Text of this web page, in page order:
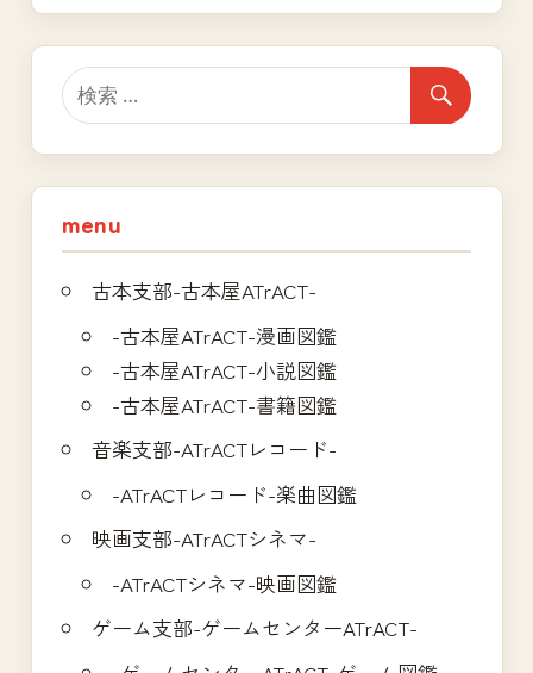
ゲ
ー
シ
ョ
ン
事:
menu
古本支部-古本屋ATrACT-
-古本屋ATrACT-漫画図鑑
-古本屋ATrACT-小説図鑑
-古本屋ATrACT-書籍図鑑
音楽支部-ATrACTレコード-
-ATrACTレコード-楽曲図鑑
映画支部-ATrACTシネマ-
-ATrACTシネマ-映画図鑑
ゲーム支部-ゲームセンターATrACT-